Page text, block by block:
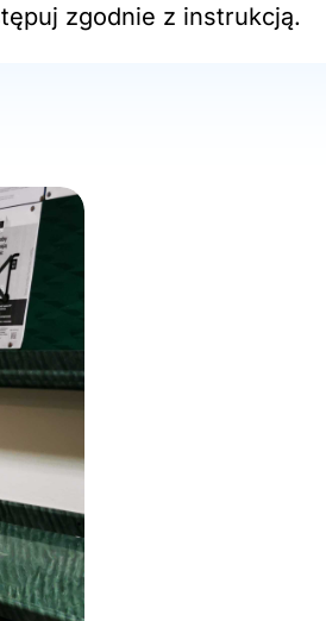
zgodnie z instrukcją.